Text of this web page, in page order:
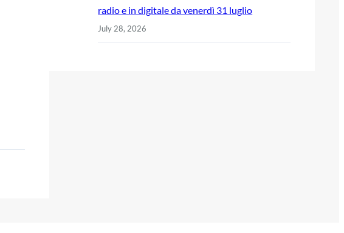
radio e in digitale da venerdì 31 luglio
July 28, 2026